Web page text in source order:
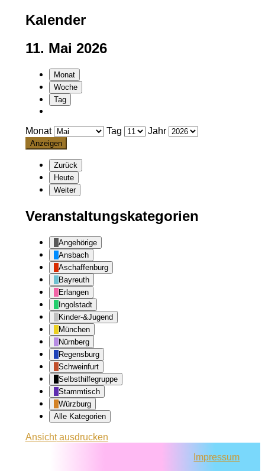
Kalender
11. Mai 2026
Monat
Woche
Tag
Monat Tag Jahr
Zurück
Heute
Weiter
Veranstaltungskategorien
Angehörige
Ansbach
Aschaffenburg
Bayreuth
Erlangen
Ingolstadt
Kinder-&Jugend
München
Nürnberg
Regensburg
Schweinfurt
Selbsthilfegruppe
Stammtisch
Würzburg
Alle Kategorien
Ansichtausdrucken
Impressum